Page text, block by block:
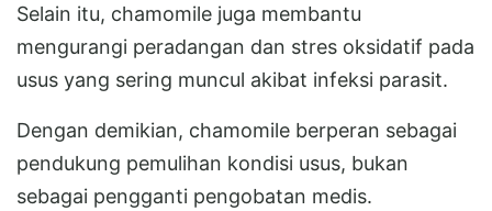
Selain itu, chamomile juga membantu
mengurangi peradangan dan stres oksidatif pada
usus yang sering muncul akibat infeksi parasit.
Dengan demikian, chamomile berperan sebagai
pendukung pemulihan kondisi usus, bukan
sebagai pengganti pengobatan medis.